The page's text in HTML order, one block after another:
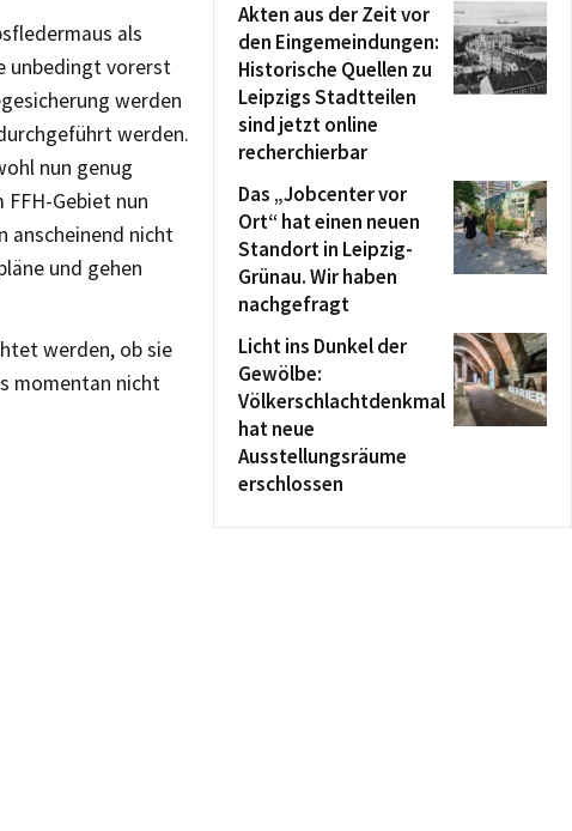
als
unbedingt vorerst
werden
werden.
nun genug
Gebiet nun
anscheinend nicht
und gehen
werden, ob sie
momentan nicht
Akten aus der Zeit vor
den Eingemeindungen:
Historische Quellen zu
Leipzigs Stadtteilen
sind jetzt online
recherchierbar
Das „Jobcenter vor
Ort“ hat einen neuen
Standort in Leipzig-
Grünau. Wir haben
nachgefragt
Licht ins Dunkel der
Gewölbe:
Völkerschlachtdenkmal
hat neue
Ausstellungsräume
erschlossen